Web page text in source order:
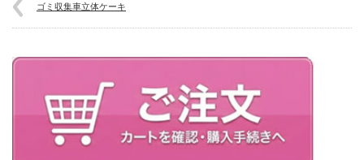
ゴミ収集車立体ケーキ